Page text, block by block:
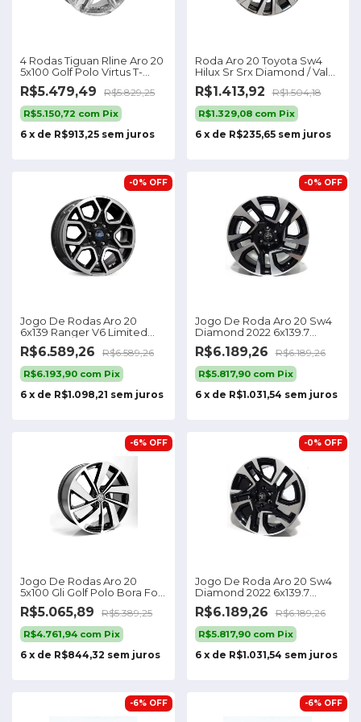
4 Rodas Tiguan Rline Aro 20
5x100 Golf Polo Virtus T-
cross
R$5.479,49 R$5.829,25
R$5.150,72 com Pix
6 x de R$913,25 sem juros
Roda Aro 20 Toyota Sw4
Hilux Sr Srx Diamond / Valor
Unitário
R$1.413,92 R$1.504,18
R$1.329,08 com Pix
6 x de R$235,65 sem juros
Jogo De Rodas Aro 20
6x139 Ranger V6 Limited
Gt7 Xls Xlt Cor Preto
Diamantado 6x139
-0% OFF
R$6.589,26 R$6.589,26
R$6.193,90 com Pix
6 x de R$1.098,21 sem juros
Jogo De Roda Aro 20 Sw4
Diamond 2022 6x139.7
Norcia
-0% OFF
R$6.189,26 R$6.189,26
R$5.817,90 com Pix
6 x de R$1.031,54 sem juros
Jogo De Rodas Aro 20
5x100 Gli Golf Polo Bora Fox
S19 Cor Preta Diamante
-6% OFF
R$5.065,89 R$5.389,25
R$4.761,94 com Pix
6 x de R$844,32 sem juros
Jogo De Roda Aro 20 Sw4
Diamond 2022 6x139.7
Norcia Cor Diamantada
Preta
-0% OFF
R$6.189,26 R$6.189,26
R$5.817,90 com Pix
6 x de R$1.031,54 sem juros
-6% OFF -6% OFF